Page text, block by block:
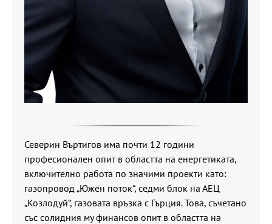
Северин Въртигов има почти 12 години
професионален опит в областта на енергетиката,
включително работа по значими проекти като:
газопровод „Южен поток“, седми блок на АЕЦ
„Козлодуй“, газовата връзка с Гърция. Това, съчетано
със солидния му финансов опит в областта на